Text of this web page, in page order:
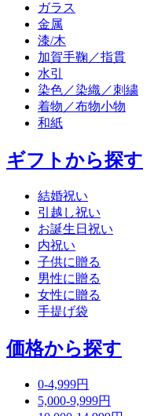
ガラス
金属
漆/木
加賀手鞠／指貫
水引
染色／染織／刺繍
着物／布物小物
和紙
ギフトから探す
結婚祝い
引越し祝い
お誕生日祝い
内祝い
子供に贈る
男性に贈る
女性に贈る
手提げ袋
価格から探す
0-4,999円
5,000-9,999円